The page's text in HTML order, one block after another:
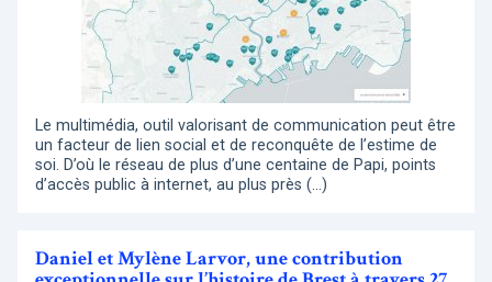
Le multimédia, outil valorisant de communication peut être
un facteur de lien social et de reconquête de l’estime de
soi. D’où le réseau de plus d’une centaine de Papi, points
d’accès public à internet, au plus près (…)
Daniel et Mylène Larvor, une contribution